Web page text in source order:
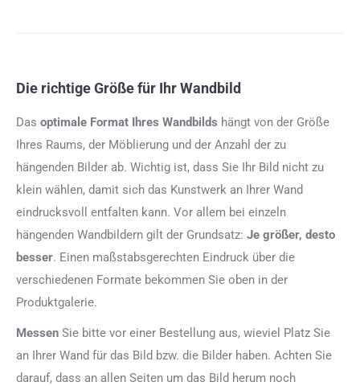
Die richtige Größe für Ihr Wandbild
Das optimale Format Ihres Wandbilds hängt von der Größe
Ihres Raums, der Möblierung und der Anzahl der zu
hängenden Bilder ab. Wichtig ist, dass Sie Ihr Bild nicht zu
klein wählen, damit sich das Kunstwerk an Ihrer Wand
eindrucksvoll entfalten kann. Vor allem bei einzeln
hängenden Wandbildern gilt der Grundsatz: Je größer, desto
besser. Einen maßstabsgerechten Eindruck über die
verschiedenen Formate bekommen Sie oben in der
Produktgalerie.
Messen Sie bitte vor einer Bestellung aus, wieviel Platz Sie
an Ihrer Wand für das Bild bzw. die Bilder haben. Achten Sie
darauf, dass an allen Seiten um das Bild herum noch